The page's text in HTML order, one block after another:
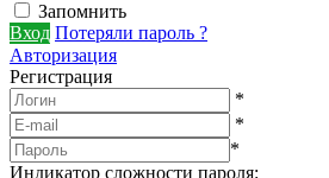
Запомнить
Вход Потеряли пароль ?
Авторизация
Регистрация
*
*
*
Индикатор сложности пароля: